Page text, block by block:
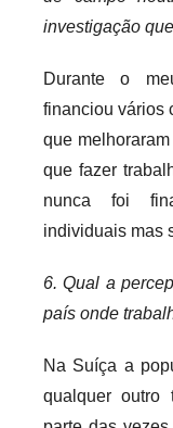
investigação
Durante o
financiou vários
que
que fazer
nunca foi
individuais mas
6. Qual a
país onde
Na Suíça a
qualquer outro